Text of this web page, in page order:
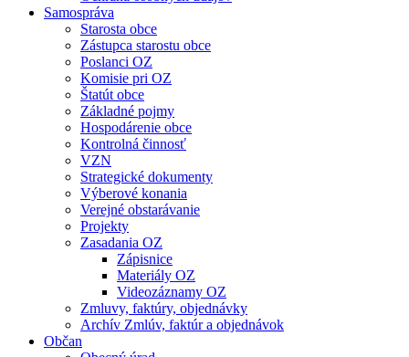
Samospráva
Starosta obce
Zástupca starostu obce
Poslanci OZ
Komisie pri OZ
Štatút obce
Základné pojmy
Hospodárenie obce
Kontrolná činnosť
VZN
Strategické dokumenty
Výberové konania
Verejné obstarávanie
Projekty
Zasadania OZ
Zápisnice
Materiály OZ
Videozáznamy OZ
Zmluvy, faktúry, objednávky
Archív Zmlúv, faktúr a objednávok
Občan